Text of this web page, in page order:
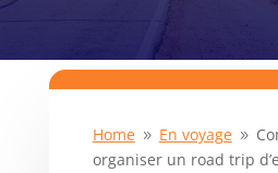
Home 9 En voyage 9
organiser un road trip